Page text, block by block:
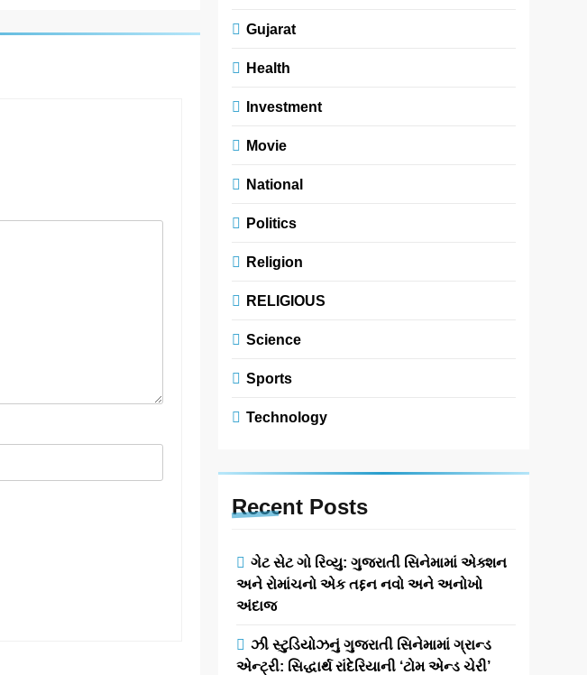
Gujarat
Health
Investment
Movie
National
Politics
Religion
RELIGIOUS
Science
Sports
Technology
Recent Posts
ગેટ સેટ ગો રિવ્યુ: ગુજરાતી સિનેમામાં એક્શન
અને રોમાંચનો એક તદ્દન નવો અને અનોખો
અંદાજ
ઝી સ્ટુડિયોઝનું ગુજરાતી સિનેમામાં ગ્રાન્ડ
એન્ટ્રી: સિદ્ધાર્થ રાંદેરિયાની ‘ટોમ એન્ડ ચેરી’